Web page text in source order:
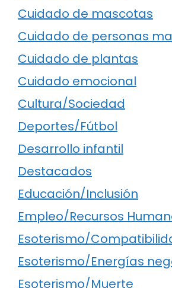
Cuidado de mascotas
Cuidado de personas
Cuidado de plantas
Cuidado emocional
Cultura/Sociedad
Deportes/Fútbol
Desarrollo infantil
Destacados
Educación/Inclusión
Empleo/Recursos
Esoterismo/
Esoterismo/Energías
Esoterismo/Muerte